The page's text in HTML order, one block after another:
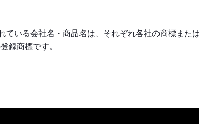
いる会社名・商品名は、それぞれ各社の商標また
録商標です。